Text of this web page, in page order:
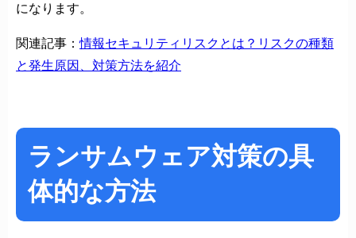
になります。
関連記事：情報セキュリティリスクとは？リスクの種類
と発生原因、対策方法を紹介
ランサムウェア対策の具
体的な方法